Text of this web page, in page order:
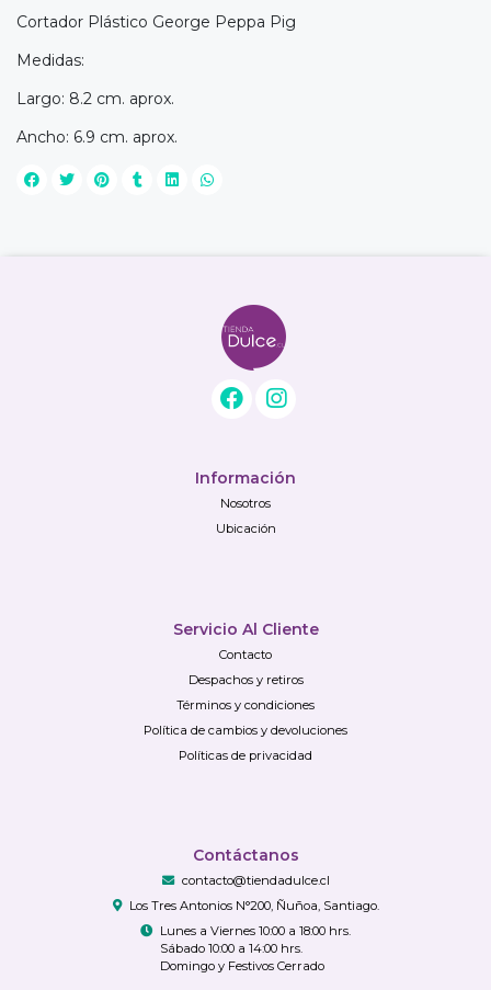
Cortador Plástico George Peppa Pig
Medidas:
Largo: 8.2 cm. aprox.
Ancho: 6.9 cm. aprox.
Información
Nosotros
Ubicación
Servicio Al Cliente
Contacto
Despachos y retiros
Términos y condiciones
Política de cambios y devoluciones
Políticas de privacidad
Contáctanos
contacto@tiendadulce.cl
Los Tres Antonios N°200, Ñuñoa, Santiago.
Lunes a Viernes 10:00 a 18:00 hrs.
Sábado 10:00 a 14:00 hrs.
Domingo y Festivos Cerrado